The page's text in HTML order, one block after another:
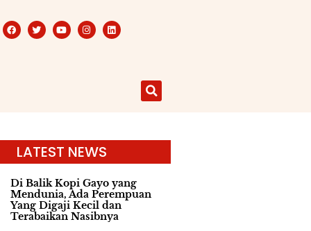
LATEST NEWS
Di Balik Kopi Gayo yang
Mendunia, Ada Perempuan
Yang Digaji Kecil dan
Terabaikan Nasibnya